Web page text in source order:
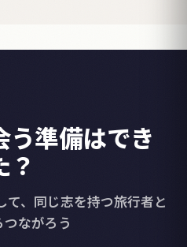
う準備はでき
？
、同じ志を持つ旅行者と
ながろう